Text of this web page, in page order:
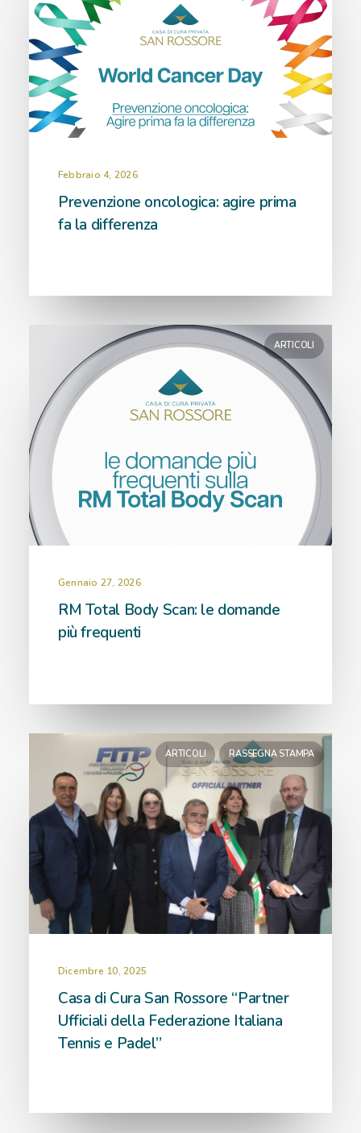
Febbraio 4, 2026
Prevenzione oncologica: agire prima
fa la differenza
ARTICOLI
Gennaio 27, 2026
RM Total Body Scan: le domande
più frequenti
ARTICOLI RASSEGNA STAMPA
Dicembre 10, 2025
Casa di Cura San Rossore “Partner
Ufficiali della Federazione Italiana
Tennis e Padel”